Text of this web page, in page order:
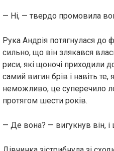
— Ні, — твердо промовила
Рука Андрія потягнулася до
сильно, що він злякався
риси, які щоночі приходили
самий вигин брів і навіть
неможливо, це суперечило
протягом шести років.
— Де вона? — вигукнув він, і